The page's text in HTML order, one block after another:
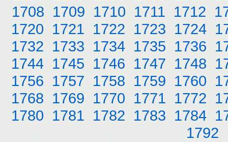
1708 1709 1710 1711 1712
1720 1721 1722 1723 1724
1732 1733 1734 1735 1736
1744 1745 1746 1747 1748
1756 1757 1758 1759 1760
1768 1769 1770 1771 1772
1780 1781 1782 1783 1784
1792